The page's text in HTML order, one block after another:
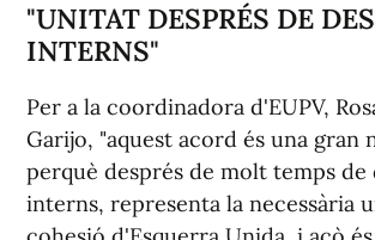
"UNITAT DESPRÉS DE
INTERNS"
Per a la coordinadora d'EUPV,
Garijo, "aquest acord és una gran
perquè després de molt temps de
interns, representa la necessària